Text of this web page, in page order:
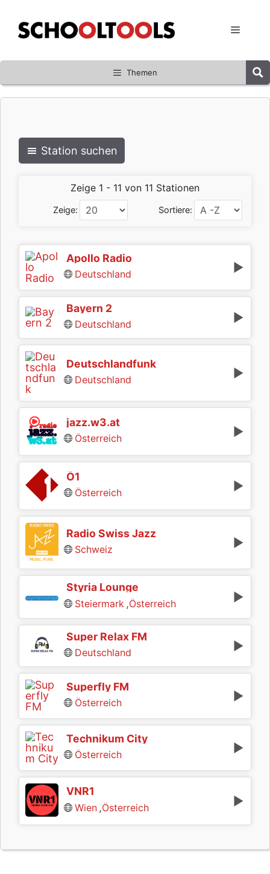
Inhalt
springen
Menü
Themen
Station suchen
Zeige 1 - 11 von 11 Stationen
Zeige: Sortiere:
Apollo Radio
Deutschland
Bayern 2
Deutschland
Deutschlandfunk
Deutschland
jazz.w3.at
Österreich
Ö1
Österreich
Radio Swiss Jazz
Schweiz
Styria Lounge
Steiermark ,Österreich
Super Relax FM
Deutschland
Superfly FM
Österreich
Technikum City
Österreich
VNR1
Wien ,Österreich